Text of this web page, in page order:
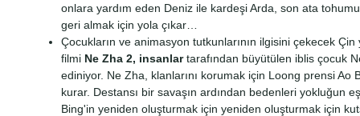
onlara yardım eden Deniz ile kardeşi Arda, son ata
geri almak için yola çıkar…
Çocukların ve animasyon tutkunlarının ilgisini çekecek Çin
filmi Ne Zha 2, insanlartarafından büyütülen iblis çocuk
ediniyor. Ne Zha, klanlarını korumak için Loong prensi Ao
kurar. Destansı bir savaşın ardından bedenleri yokluğun
Bing'in yeniden oluşturmak için yeniden oluşturmak için